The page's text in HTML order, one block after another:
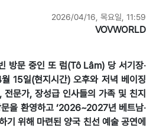
2026/04/16, 목요일, 11:59
VOVWORLD
방문 중인 또 럼(Tô Lâm) 당 서기장‧
15일(현지시간) 오후와 저녁 베이징
문가, 장성급 인사들의 가족 및 친지
을 환영하고 ‘2026~2027년 베트남‧
기 위해 마련된 양국 친선 예술 공연에